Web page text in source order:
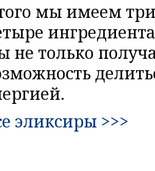
мы имеем
не только
эликсиры >>>